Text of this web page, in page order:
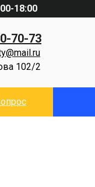
18:00
70-73
102/2